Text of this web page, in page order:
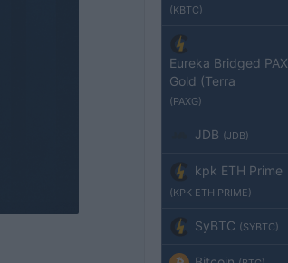
(KBTC)
Eureka Bridged PAX
Gold (Terra
(PAXG)
JDB (JDB)
kpk ETH Prime
(KPK ETH PRIME)
SyBTC (SYBTC)